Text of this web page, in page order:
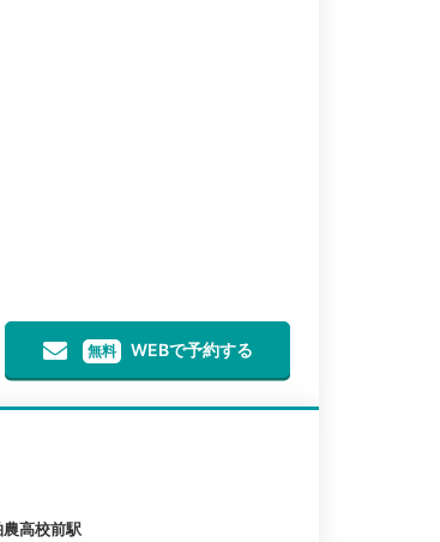
無料 WEBで予約する
高校前駅